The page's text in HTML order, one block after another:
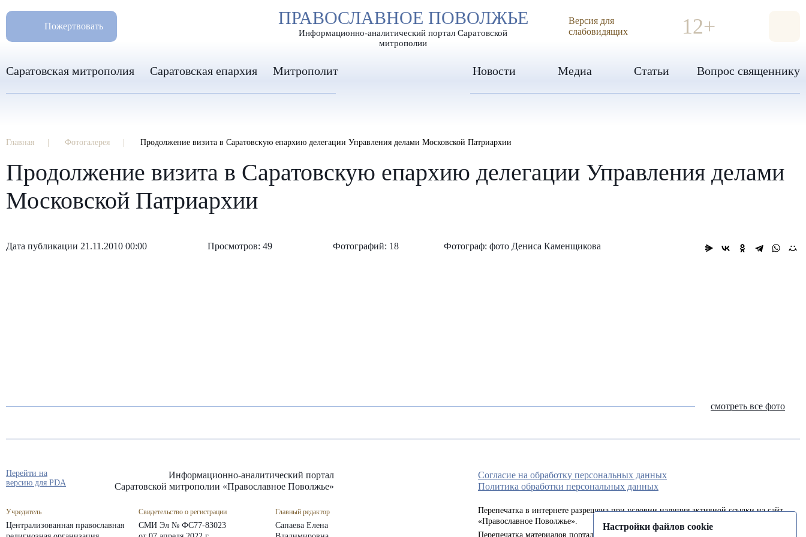
РАЗМЕР ШРИФТА А А А ИЗОБРАЖЕНИЯ
ПРАВОСЛАВНОЕ ПОВОЛЖЬЕ
Информационно-аналитический портал Саратовской
митрополии
Пожертвовать
8 960 346 31 04
info-sar@mail.ru
Версия для
слабовидящих
12+
Саратовская митрополия Саратовская епархия Митрополит Новости Медиа Статьи Вопрос священнику
Главная Фотогалерея Продолжение визита в Саратовскую епархию делегации Управления делами Московской Патриархии
Продолжение визита в Саратовскую епархию делегации Управления делами
Московской Патриархии
Дата публикации 21.11.2010 00:00 Просмотров: 49 Фотографий: 18 Фотограф: фото Дениса Каменщикова
смотреть все фото
Информационно-аналитический портал
Саратовской митрополии «Православное Поволжье»
Учредитель
Централизованная православная
Свидетельство о регистрации
СМИ Эл № ФС77-83023
Главный редактор
Сапаева Елена
Согласие на обработку персональных данных
Политика обработки персональных данных
Перепечатка в интернете разрешена при условии наличия активной ссылки на сайт
«Православное Поволжье».
Перепечатка материалов портала в печатных изданиях (книгах, прессе) возможна
Перейти на
версию для PDA
Настройки файлов cookie